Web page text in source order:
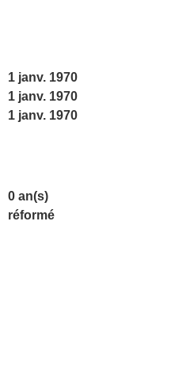
1 janv. 1970
1 janv. 1970
1 janv. 1970
0 an(s)
réformé